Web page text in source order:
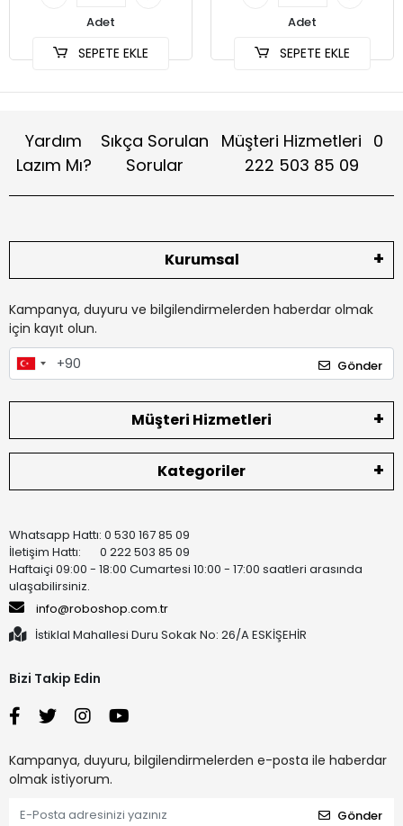
Adet
SEPETE EKLE
Adet
SEPETE EKLE
Yardım
Lazım Mı?
Sıkça Sorulan
Sorular
Müşteri Hizmetleri 0
222 503 85 09
Kurumsal
Kampanya, duyuru ve bilgilendirmelerden haberdar olmak
için kayıt olun.
Gönder
Müşteri Hizmetleri
Kategoriler
Whatsapp Hattı: 0 530 167 85 09
İletişim Hattı: 0 222 503 85 09
Haftaiçi 09:00 - 18:00 Cumartesi 10:00 - 17:00 saatleri arasında
ulaşabilirsiniz.
info@roboshop.com.tr
İstiklal Mahallesi Duru Sokak No: 26/A ESKİŞEHİR
Bizi Takip Edin
Kampanya, duyuru, bilgilendirmelerden e-posta ile haberdar
olmak istiyorum.
Gönder